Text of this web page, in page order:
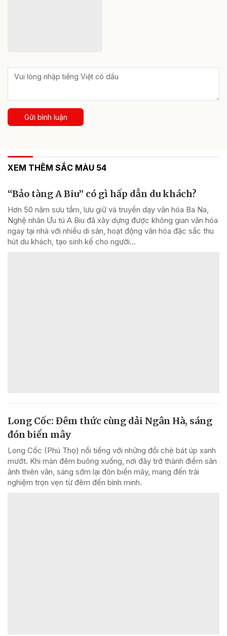
Gửi bình luận
XEM THÊM SẮC MÀU 54
“Bảo tàng A Biu” có gì hấp dẫn du khách?
Hơn 50 năm sưu tầm, lưu giữ và truyền dạy văn hóa Ba Na,
Nghệ nhân Ưu tú A Biu đã xây dựng được không gian văn hóa
ngay tại nhà với nhiều di sản, hoạt động văn hóa đặc sắc thu
hút du khách, tạo sinh kế cho người...
Long Cốc: Đêm thức cùng dải Ngân Hà, sáng
đón biển mây
Long Cốc (Phú Thọ) nổi tiếng với những đồi chè bát úp xanh
mướt. Khi màn đêm buông xuống, nơi đây trở thành điểm săn
ảnh thiên văn, sáng sớm lại đón biển mây, mang đến trải
nghiệm trọn vẹn từ đêm đến bình minh.